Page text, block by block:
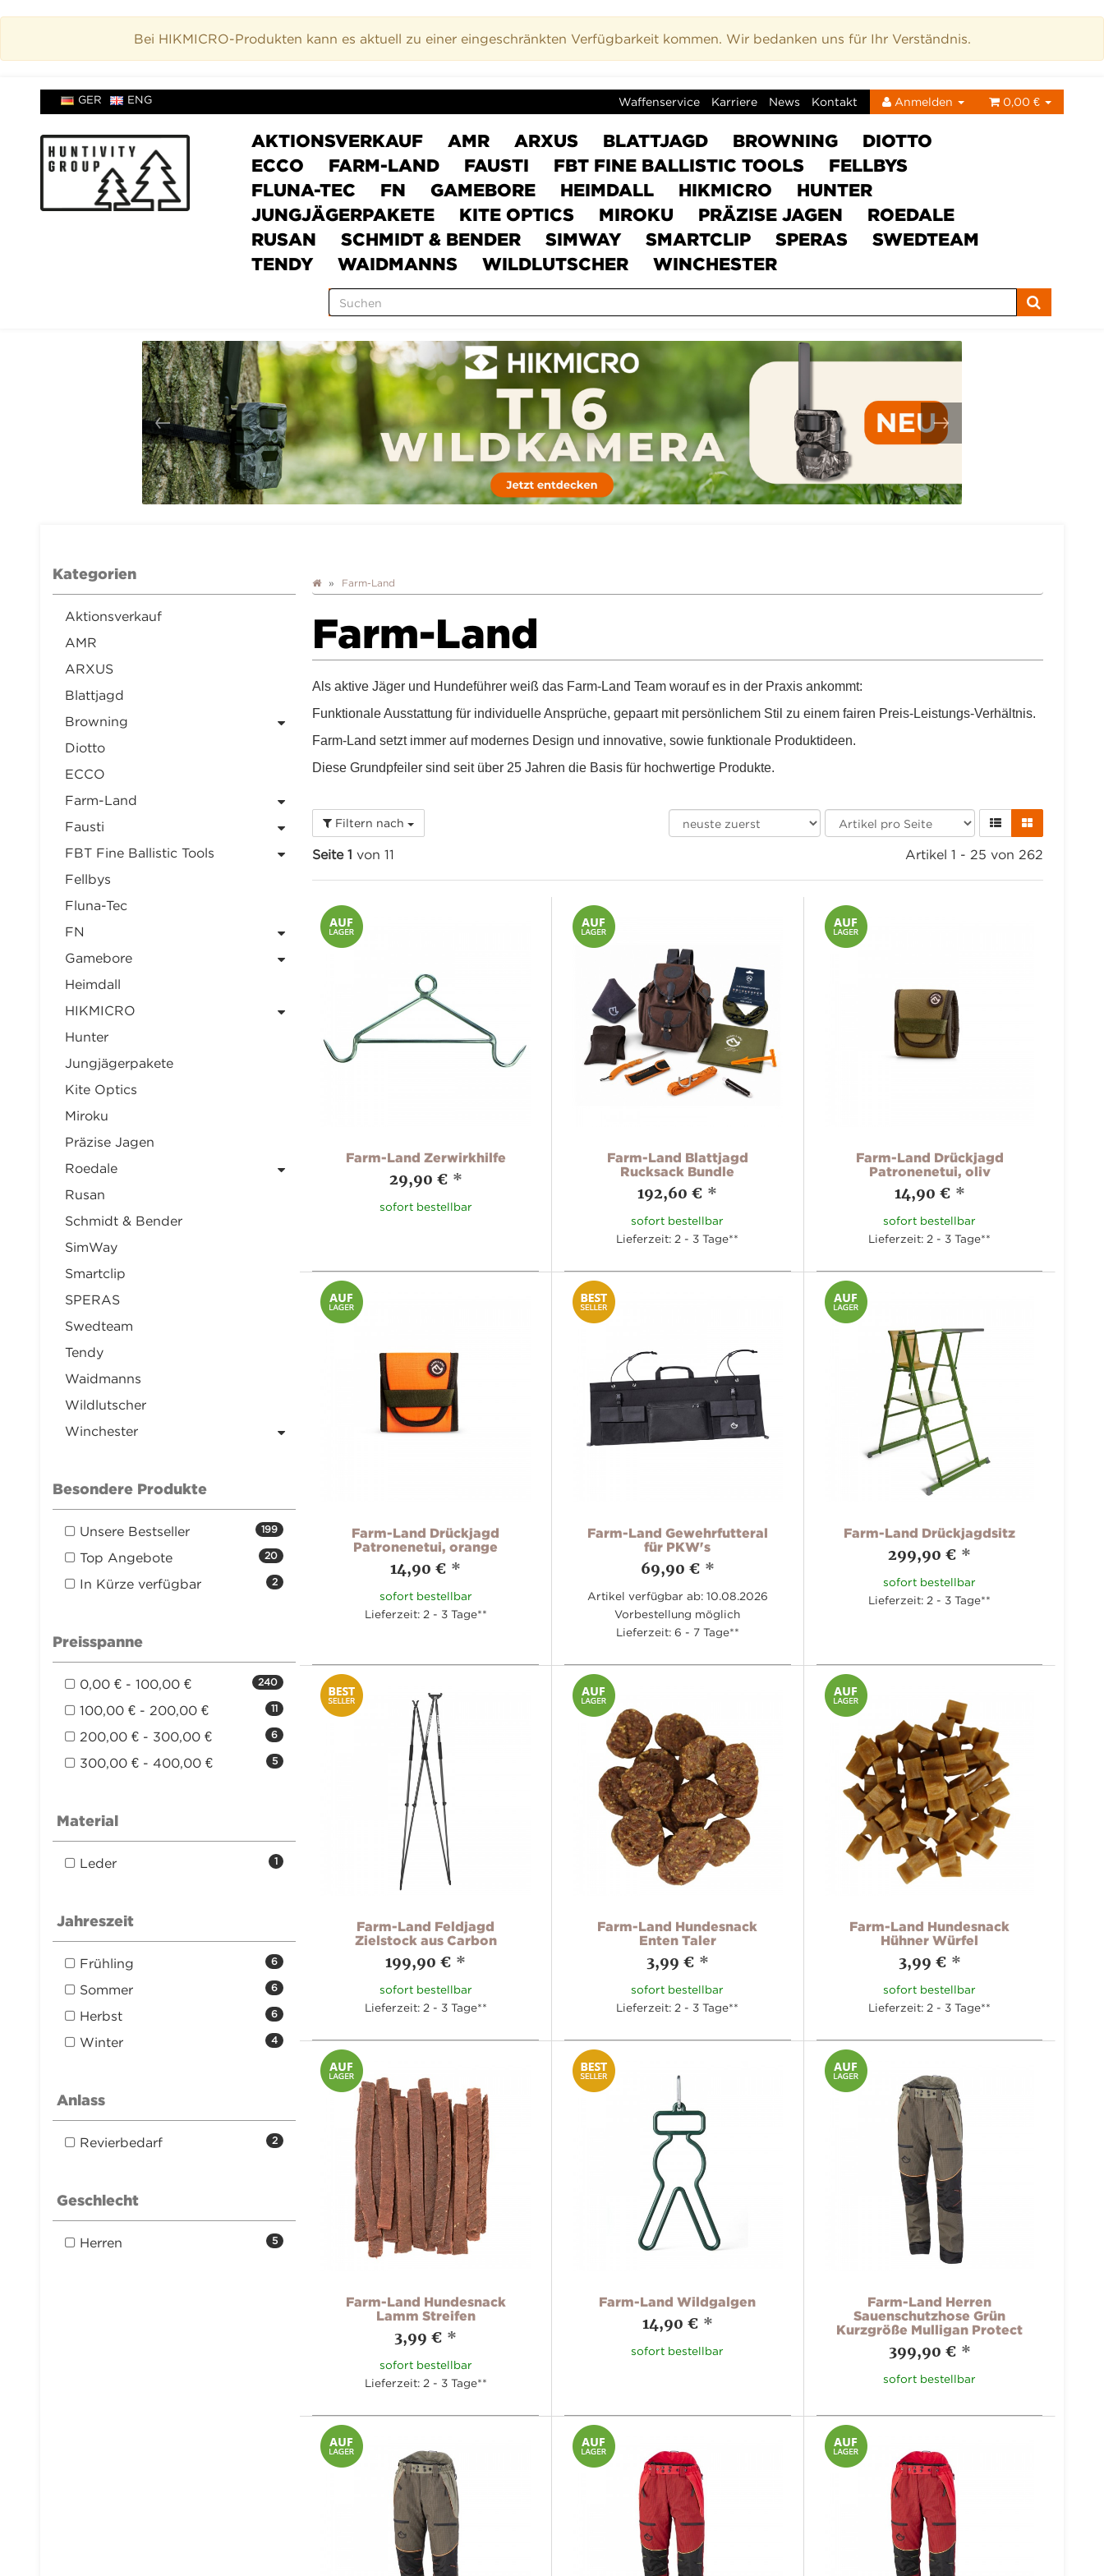
Bei HIKMICRO-Produkten kann es aktuell zu einer eingeschränkten Verfügbarkeit kommen. Wir bedanken uns für Ihr Verständnis.
GER ENG Waffenservice Karriere News Kontakt Anmelden 0,00 €
AKTIONSVERKAUF AMR ARXUS BLATTJAGD BROWNING
DIOTTO
ECCO
FARM-LAND FAUSTI FBT FINE BALLISTIC TOOLS
FELLBYS
FLUNA-TEC
FN GAMEBORE HEIMDALL HIKMICRO
HUNTER
JUNGJÄGERPAKETE
KITE OPTICS MIROKU PRÄZISE JAGEN
ROEDALE
RUSAN
SCHMIDT & BENDER SIMWAY SMARTCLIP SPERAS
SWEDTEAM
TENDY
WAIDMANNS WILDLUTSCHER WINCHESTER
Farm-Land
Farm-Land
Als aktive Jäger und Hundeführer weiß das Farm-Land Team worauf es in der Praxis ankommt:
Funktionale Ausstattung für individuelle Ansprüche, gepaart mit persönlichem Stil zu einem fairen Preis-Leistungs-Verhältnis.
Farm-Land setzt immer auf modernes Design und innovative, sowie funktionale Produktideen.
Diese Grundpfeiler sind seit über 25 Jahren die Basis für hochwertige Produkte.
Filtern nach
Seite 1 von 11 Artikel 1 - 25 von 262
Farm-Land Zerwirkhilfe
29,90 € *
sofort bestellbar
Farm-Land Blattjagd
Rucksack Bundle
192,60 € *
sofort bestellbar
Lieferzeit: 2 - 3 Tage**
Farm-Land Drückjagd
Patronenetui, oliv
14,90 € *
sofort bestellbar
Lieferzeit: 2 - 3 Tage**
Farm-Land Drückjagd
Patronenetui, orange
14,90 € *
sofort bestellbar
Lieferzeit: 2 - 3 Tage**
Farm-Land Gewehrfutteral
für PKW's
69,90 € *
Artikel verfügbar ab: 10.08.2026
Vorbestellung möglich
Lieferzeit: 6 - 7 Tage**
Farm-Land Drückjagdsitz
299,90 € *
sofort bestellbar
Lieferzeit: 2 - 3 Tage**
Farm-Land Feldjagd
Zielstock aus Carbon
199,90 € *
sofort bestellbar
Lieferzeit: 2 - 3 Tage**
Farm-Land Hundesnack
Enten Taler
3,99 € *
sofort bestellbar
Lieferzeit: 2 - 3 Tage**
Farm-Land Hundesnack
Hühner Würfel
3,99 € *
sofort bestellbar
Lieferzeit: 2 - 3 Tage**
Farm-Land Hundesnack
Lamm Streifen
3,99 € *
sofort bestellbar
Lieferzeit: 2 - 3 Tage**
Farm-Land Wildgalgen
14,90 € *
sofort bestellbar
Farm-Land Herren
Sauenschutzhose Grün
Kurzgröße Mulligan Protect
399,90 € *
sofort bestellbar
Kategorien
Aktionsverkauf
AMR
ARXUS
Blattjagd
Browning
Diotto
ECCO
Farm-Land
Fausti
FBT Fine Ballistic Tools
Fellbys
Fluna-Tec
FN
Gamebore
Heimdall
HIKMICRO
Hunter
Jungjägerpakete
Kite Optics
Miroku
Präzise Jagen
Roedale
Rusan
Schmidt & Bender
SimWay
Smartclip
SPERAS
Swedteam
Tendy
Waidmanns
Wildlutscher
Winchester
Besondere Produkte
199
Unsere Bestseller
20
Top Angebote
2
In Kürze verfügbar
Preisspanne
240
0,00 € - 100,00 €
11
100,00 € - 200,00 €
6
200,00 € - 300,00 €
5
300,00 € - 400,00 €
Material
1
Leder
Jahreszeit
6
Frühling
6
Sommer
6
Herbst
4
Winter
Anlass
2
Revierbedarf
Geschlecht
5
Herren